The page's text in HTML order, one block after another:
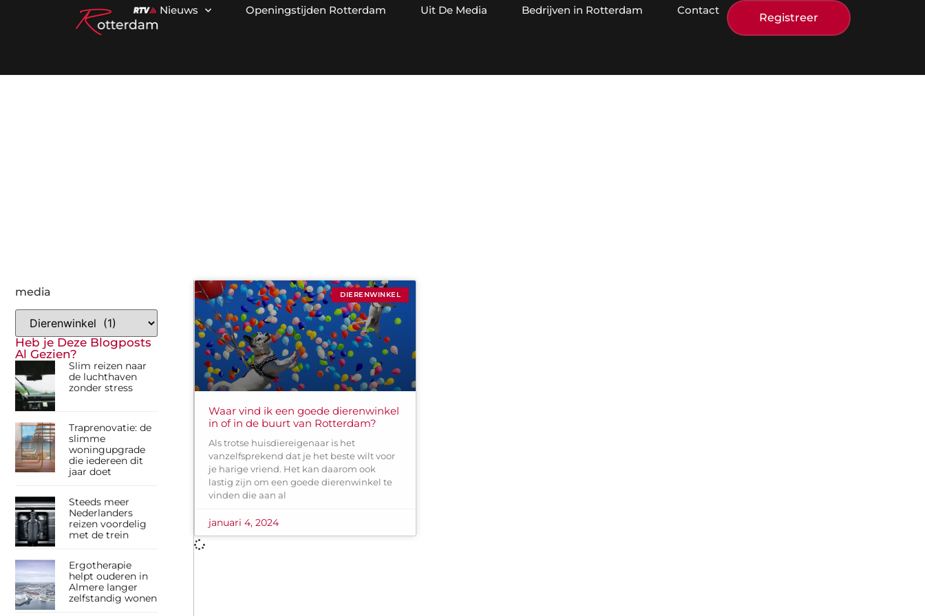
Nieuws Openingstijden Rotterdam Uit De Media Bedrijven in Rotterdam Contact
Registreer
media
Heb je Deze Blogposts
Al Gezien?
Slim reizen naar
de luchthaven
zonder stress
Traprenovatie: de
slimme
woningupgrade
die iedereen dit
jaar doet
Steeds meer
Nederlanders
reizen voordelig
met de trein
Ergotherapie
helpt ouderen in
Almere langer
zelfstandig wonen
DIERENWINKEL
Waar vind ik een goede dierenwinkel
in of in de buurt van Rotterdam?
Als trotse huisdiereigenaar is het
vanzelfsprekend dat je het beste wilt voor
je harige vriend. Het kan daarom ook
lastig zijn om een goede dierenwinkel te
vinden die aan al
januari 4, 2024